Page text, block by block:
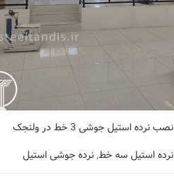
نصب نرده استیل جوشی 3 خط در ولنجک
نرده استیل سه خط,نرده جوشی استیل